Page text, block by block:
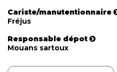
Cariste/manutentionnaire
Fréjus
Responsable dépot
Mouans sartoux